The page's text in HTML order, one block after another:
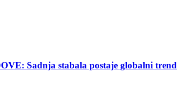
Sadnja stabala postaje globalni trend